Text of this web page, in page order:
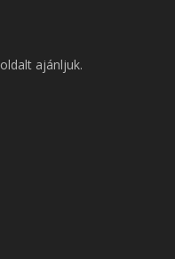
oldalt ajánljuk.